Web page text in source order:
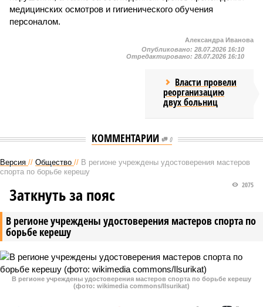
медицинских осмотров и гигиенического обучения
персоналом.
Александра Иванова
Опубликовано: 28.07.2026 16:10
Отредактировано: 28.07.2026 16:10
Власти провели
реорганизацию
двух больниц
КОММЕНТАРИИ 0
Версия // Общество // В регионе учреждены удостоверения мастеров
спорта по борьбе керешу
В регионе учреждены удостоверения мастеров спорта по
борьбе керешу
2075
Заткнуть за пояс
В регионе учреждены удостоверения мастеров спорта по борьбе керешу
(фото: wikimedia commons/Ilsurikat)